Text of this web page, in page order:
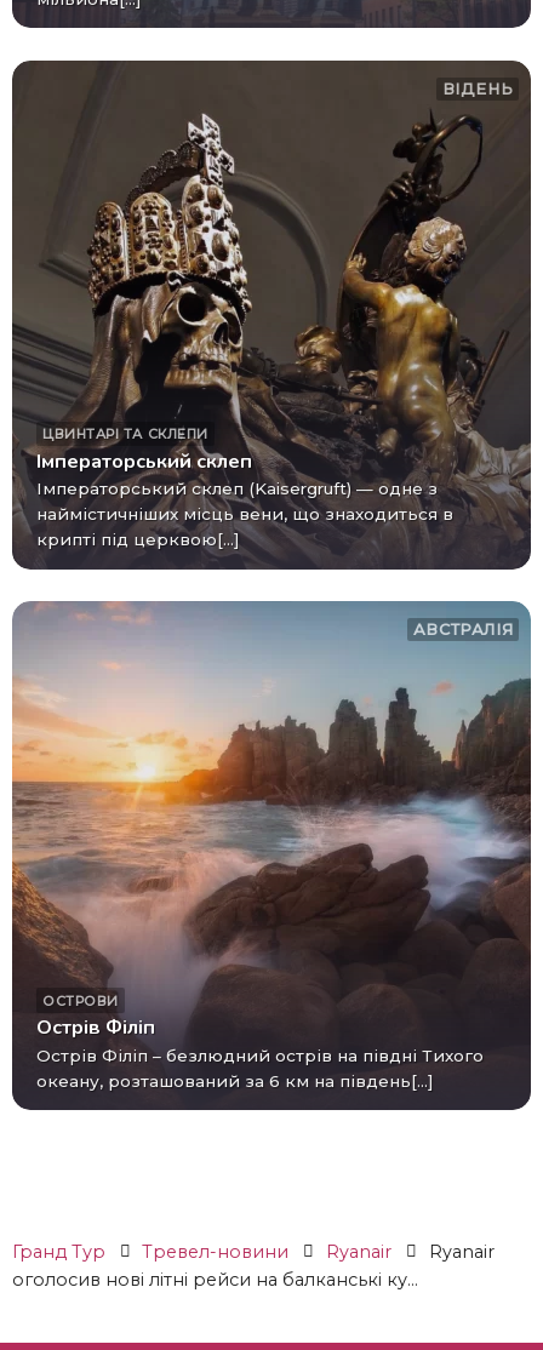
ВІДЕНЬ
ЦВИНТАРІ ТА СКЛЕПИ
Імператорський склеп
Імператорський склеп (Kaisergruft) — одне з
наймістичніших місць вени, що знаходиться в
крипті під церквою[...]
АВСТРАЛІЯ
ОСТРОВИ
Острів Філіп
Острів Філіп – безлюдний острів на півдні Тихого
океану, розташований за 6 км на південь[...]
Гранд Тур Тревел-новини Ryanair
Ryanair
оголосив нові літні рейси на балканські ку...